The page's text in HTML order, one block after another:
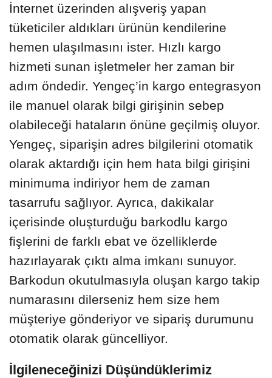
İnternet üzerinden alışveriş yapan
tüketiciler aldıkları ürünün kendilerine
hemen ulaşılmasını ister. Hızlı kargo
hizmeti sunan işletmeler her zaman bir
adım öndedir. Yengeç’in kargo entegrasyon
ile manuel olarak bilgi girişinin sebep
olabileceği hataların önüne geçilmiş oluyor.
Yengeç, siparişin adres bilgilerini otomatik
olarak aktardığı için hem hata bilgi girişini
minimuma indiriyor hem de zaman
tasarrufu sağlıyor. Ayrıca, dakikalar
içerisinde oluşturduğu barkodlu kargo
fişlerini de farklı ebat ve özelliklerde
hazırlayarak çıktı alma imkanı sunuyor.
Barkodun okutulmasıyla oluşan kargo takip
numarasını dilerseniz hem size hem
müşteriye gönderiyor ve sipariş durumunu
otomatik olarak güncelliyor.
İlgileneceğinizi Düşündüklerimiz